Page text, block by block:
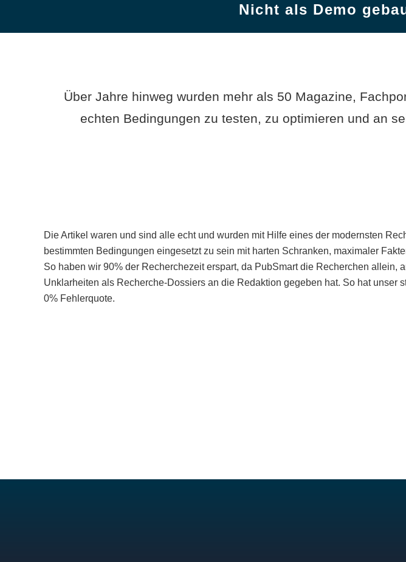
Nicht als Demo
Über Jahre hinweg wurden mehr als 50 Magazine,
echten Bedingungen zu testen, zu optimieren und an
Die Artikel waren und sind alle echt und wurden mit Hilfe eines der modernsten
bestimmten Bedingungen eingesetzt zu sein mit harten Schranken, maximaler
So haben wir 90% der Recherchezeit erspart, da PubSmart die Recherchen
Unklarheiten als Recherche-Dossiers an die Redaktion gegeben hat. So hat unser
0% Fehlerquote.